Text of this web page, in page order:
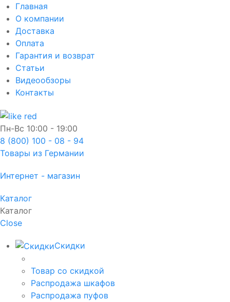
Главная
О компании
Доставка
Оплата
Гарантия и возврат
Статьи
Видеообзоры
Контакты
Пн-Вс 10:00 - 19:00
8 (800) 100 - 08 - 94
Товары из Германии
Интернет - магазин
Каталог
Каталог
Close
Скидки
Товар со скидкой
Распродажа шкафов
Распродажа пуфов